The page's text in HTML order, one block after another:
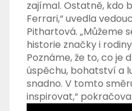
zajímal. Ostatně, kdo
Ferrari,“ uvedla
Pithartová. „Můžeme
historie značky i
Poznáme, že to, co je
úspěchu, bohatství a
snadno. V tomto
inspirovat,“